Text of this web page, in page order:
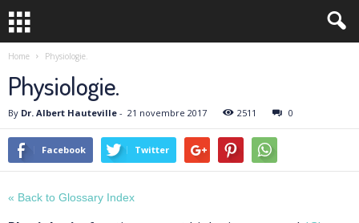
Home Physiologie.
Physiologie.
By Dr. Albert Hauteville - 21 novembre 2017 2511 0
Facebook Twitter
« Back to Glossary Index